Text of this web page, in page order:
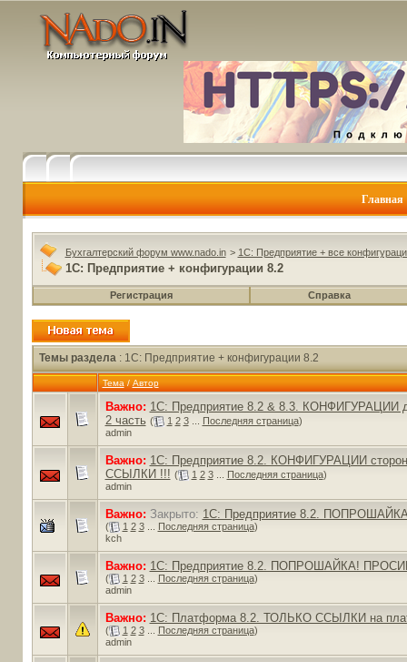
Главная
Бухгалтерский форум www.nado.in > 1C: Предприятие + все
1C: Предприятие + конфигурации 8.2
Регистрация Справка
Темы раздела: 1C: Предприятие + конфигурации 8.2
Тема / Автор
Важно: 1С: Предприятие 8.2 & 8.3. КОНФИГУРАЦИИ
2 часть ( 1 2 3... Последняя страница)
admin
Важно: 1С: Предприятие 8.2. КОНФИГУРАЦИИ
ССЫЛКИ !!! ( 1 2 3... Последняя страница)
admin
Важно: Закрыто: 1С: Предприятие 8.2.
( 1 2 3... Последняя страница)
kch
Важно: 1С: Предприятие 8.2. ПОПРОШАЙКА!
( 1 2 3... Последняя страница)
admin
Важно: 1С: Платформа 8.2. ТОЛЬКО ССЫЛКИ на
( 1 2 3... Последняя страница)
admin